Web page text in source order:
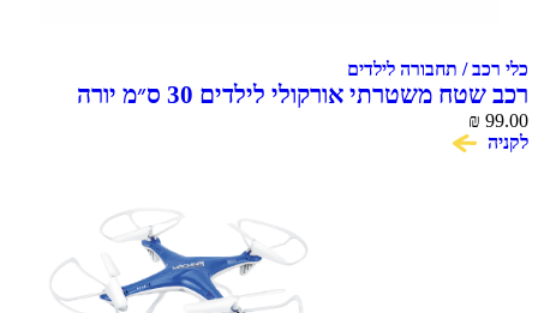
כלי רכב / תחבורה לילדים
רכב שטח משטרתי אורקולי לילדים 30 ס״מ יורה
דיסקיות
₪ 99.00
לקניה